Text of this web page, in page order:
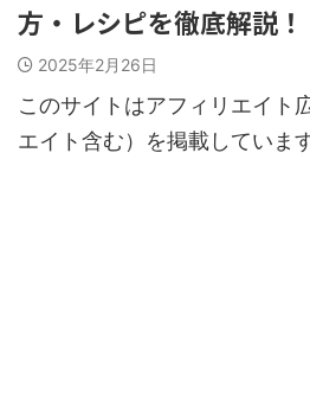
方・レシピを徹底解説！
2025年2月26日
このサイトはアフィリエイト
エイト含む）を掲載しています